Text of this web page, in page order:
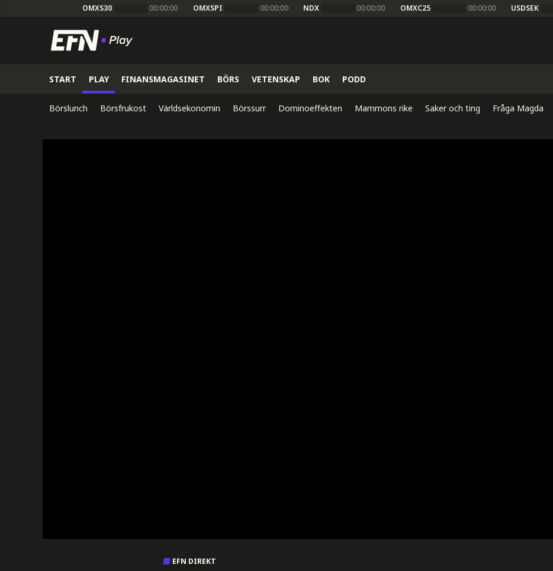
OMXS30 00:00:00 OMXSPI 00:00:00 NDX 00:00:00 OMXC25 00:00:00 USDSEK
START PLAY FINANSMAGASINET BÖRS VETENSKAP BOK PODD
Börslunch Börsfrukost Världsekonomin Börssurr Dominoeffekten Mammons rike Saker och ting Fråga Magda
EFN DIREKT